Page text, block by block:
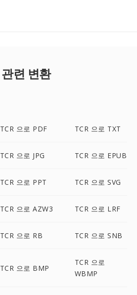
관련 변환
TCR 으로 PDF TCR 으로 TXT
TCR 으로 JPG TCR 으로 EPUB
TCR 으로 PPT TCR 으로 SVG
TCR 으로 AZW3 TCR 으로 LRF
TCR 으로 RB TCR 으로 SNB
TCR 으로 BMP
TCR 으로
WBMP